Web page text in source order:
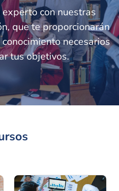
con nuestras
que te proporcionarán
necesarios
tus objetivos.